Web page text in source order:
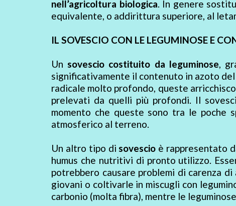
nell’agricoltura biologica. In genere
equivalente, o addirittura superiore, al
IL SOVESCIO CON LE LEGUMINOSE E
Unsovescio costituito da leguminose,
significativamente il contenuto in azoto
radicale molto profondo, queste
prelevati da quelli più profondi. Il
momento che queste sono tra le poche
atmosferico al terreno.
Un altro tipo disovescio è rappresentato
humus che nutritivi di pronto utilizzo.
potrebbero causare problemi di carenza
giovani o coltivarle in miscugli con
carbonio (molta fibra), mentre le